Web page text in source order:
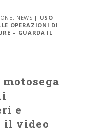
, NEWS | USO
OPERAZIONI DI
– GUARDA IL
e
il video